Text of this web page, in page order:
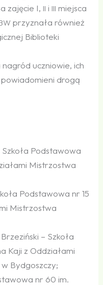
zajęcie I, II i III miejsca
przyznała również
Biblioteki
uczniowie, ich
drogą
Podstawowa
Mistrzostwa
Podstawowa nr 15
Mistrzostwa
– Szkoła
Kaji z Oddziałami
Bydgoszczy;
nr 60 im.